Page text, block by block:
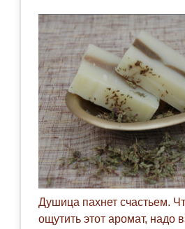
Душица пахнет счастьем.
ощутить этот аромат, надо